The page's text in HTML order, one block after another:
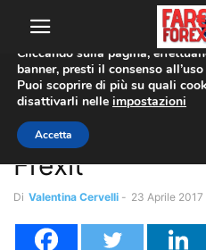
Home Forex trading
Forex trading
Forex, trading
Frexit
Di Valentina Cervelli - 23 Aprile 2017
Utilizziamo i cookie per offrirti
sito web.
Cliccando sulla pagina,
banner, presti il consenso
Puoi scoprire di più su quali
disattivarli nelle impostazioni
Accetta